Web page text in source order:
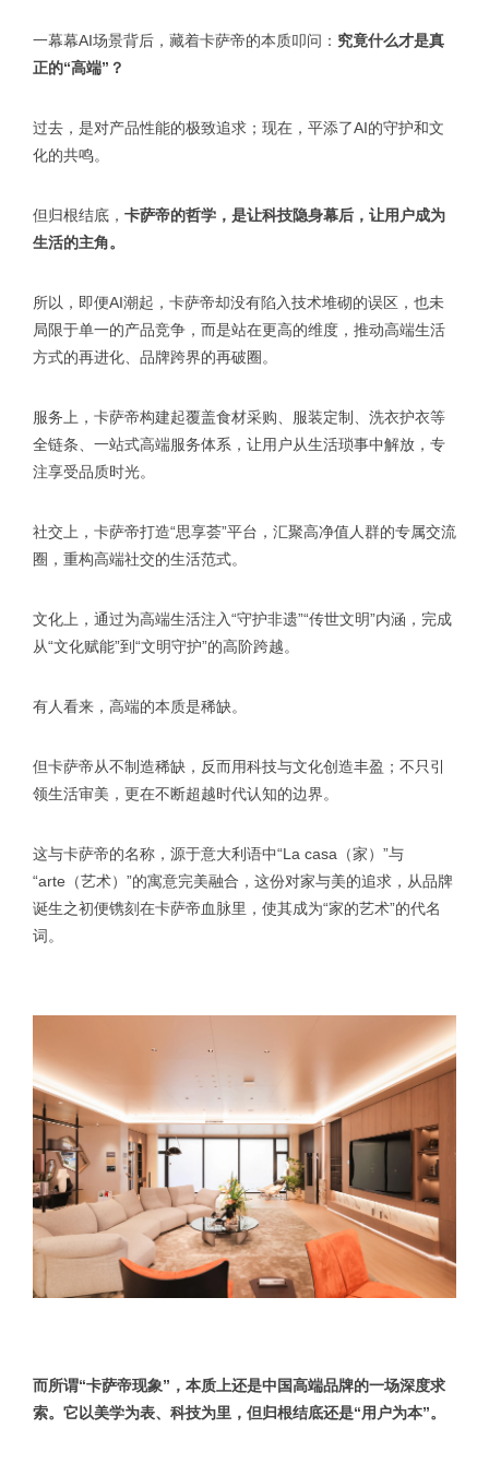
一幕幕AI场景背后，藏着卡萨帝的本质叩问： 究竟什么才是真
正的“高端”？
过去，是对产品性能的极致追求；现在，平添了AI的守护和文
化的共鸣。
但归根结底， 卡萨帝的哲学，是让科技隐身幕后，让用户成为
生活的主角。
所以，即便AI潮起，卡萨帝却没有陷入技术堆砌的误区，也未
局限于单一的产品竞争，而是站在更高的维度，推动高端生活
方式的再进化、品牌跨界的再破圈。
服务上，卡萨帝构建起覆盖食材采购、服装定制、洗衣护衣等
全链条、一站式高端服务体系，让用户从生活琐事中解放，专
注享受品质时光。
社交上，卡萨帝打造“思享荟”平台，汇聚高净值人群的专属交流
圈，重构高端社交的生活范式。
文化上，通过为高端生活注入“守护非遗”“传世文明”内涵，完成
从“文化赋能”到“文明守护”的高阶跨越。
有人看来，高端的本质是稀缺。
但卡萨帝从不制造稀缺，反而用科技与文化创造丰盈；不只引
领生活审美，更在不断超越时代认知的边界。
这与卡萨帝的名称，源于意大利语中“La casa（家）”与
“arte（艺术）”的寓意完美融合，这份对家与美的追求，从品牌
诞生之初便镌刻在卡萨帝血脉里，使其成为“家的艺术”的代名
词。
而所谓“卡萨帝现象”，本质上还是中国高端品牌的一场深度求
索。它以美学为表、科技为里，但归根结底还是“用户为本”。